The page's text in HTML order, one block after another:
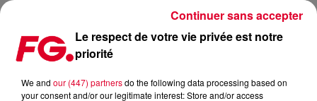
MAXXIMUM DJ'S : NORA EN PURE
Le respect de votre vie privée est notre
priorité
We and our (447) partnersdo the following data processing based on
your consent and/or our legitimate interest: Store and/or access
Continuer sans accepter